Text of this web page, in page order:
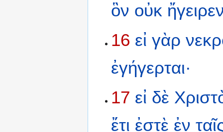
ὃν οὐκ
16 εἰ γὰρ
ἐγήγερται·
17 εἰ δὲ
ἔτι ἐστὲ ἐν